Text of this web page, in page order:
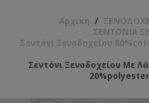
Αρχική /
ΣΕΝΤΟΝΙΑ
Σεντόνι Ξενοδοχείου
Σεντόνι Ξενοδοχείου Mε